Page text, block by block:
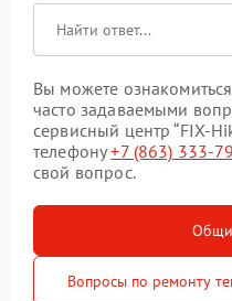
Вы можете
часто задаваемыми
сервисный центр “FIX-
телефону+7 (863) 333-
свой вопрос.
Вопросы по ремонту